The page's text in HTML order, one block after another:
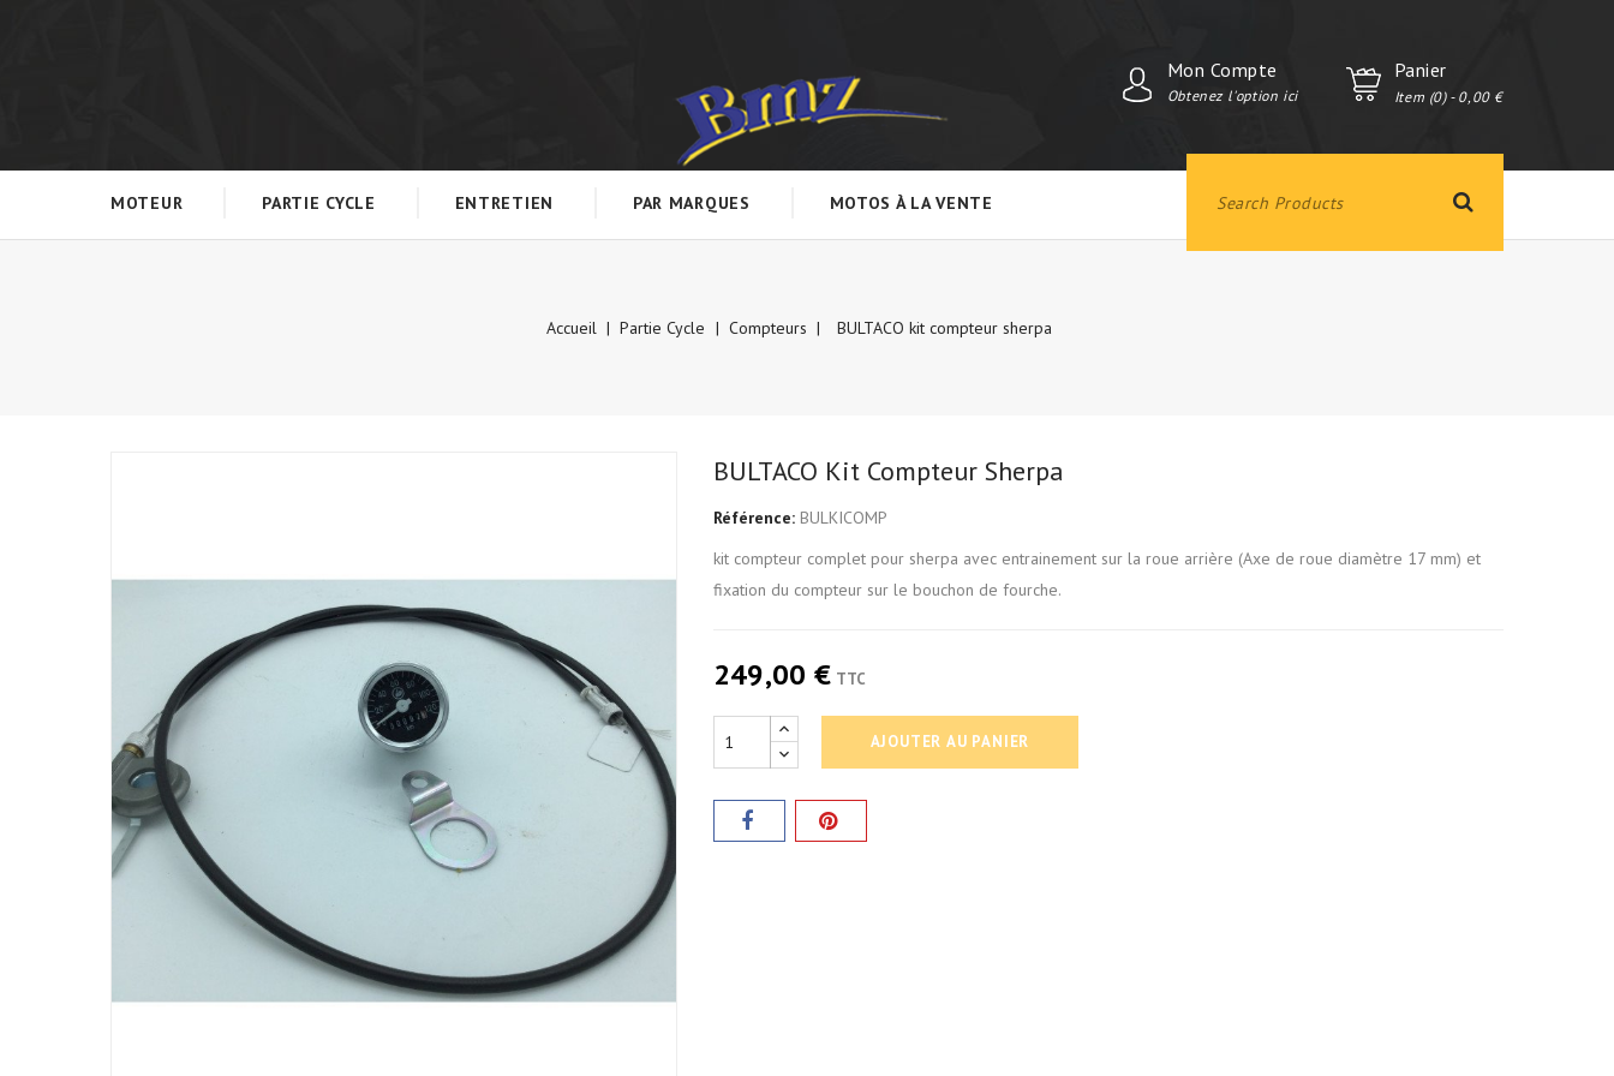
Panier
Item (0) - 0,00 €
Mon Compte
Obtenez l'option ici
MOTEUR PARTIE CYCLE ENTRETIEN PAR MARQUES MOTOS À LA VENTE
Accueil Partie Cycle Compteurs BULTACO kit compteur sherpa
BULTACO Kit Compteur Sherpa
Référence: BULKICOMP
kit compteur complet pour sherpa avec entrainement sur la roue arrière (Axe de roue diamètre 17 mm) et
fixation du compteur sur le bouchon de fourche.
249,00 € TTC
AJOUTER AU PANIER